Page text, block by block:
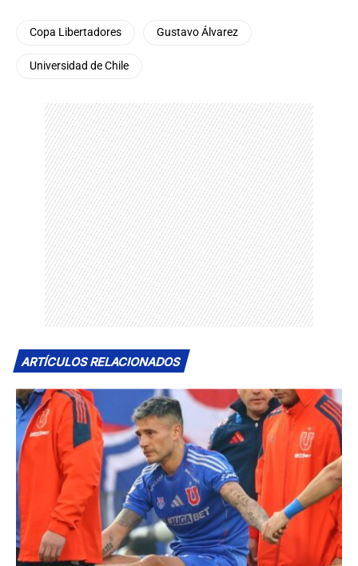
Copa Libertadores Gustavo Álvarez
Universidad de Chile
ARTÍCULOS RELACIONADOS